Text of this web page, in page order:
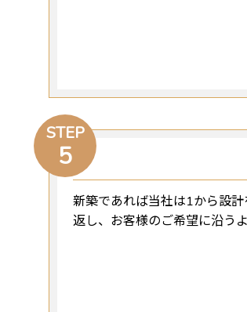
STEP
5
新築であれば当社は1から設
返し、お客様のご希望に沿う